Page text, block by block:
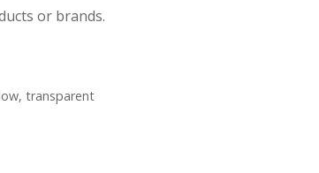
or brands.
transparent